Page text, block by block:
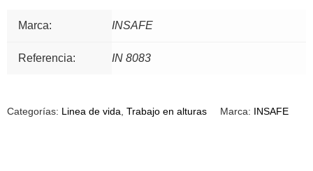
Marca: INSAFE
Referencia: IN 8083
Categorías: Linea de vida Trabajo en alturas Marca: INSAFE